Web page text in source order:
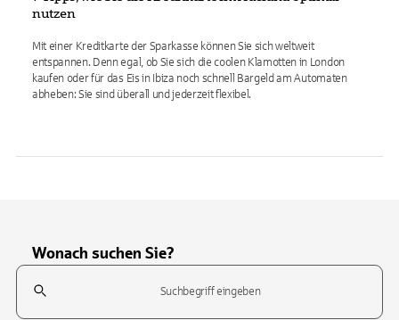
nutzen
Mit einer Kreditkarte der Sparkasse können Sie sich weltweit
entspannen. Denn egal, ob Sie sich die coolen Klamotten in London
kaufen oder für das Eis in Ibiza noch schnell Bargeld am Automaten
abheben: Sie sind überall und jederzeit flexibel.
Wonach suchen Sie?
Suchfeld